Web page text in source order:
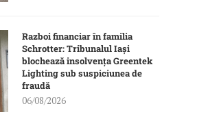
Razboi financiar în familia
Schrotter: Tribunalul Iași
blochează insolvența Greentek
Lighting sub suspiciunea de
fraudă
06/08/2026